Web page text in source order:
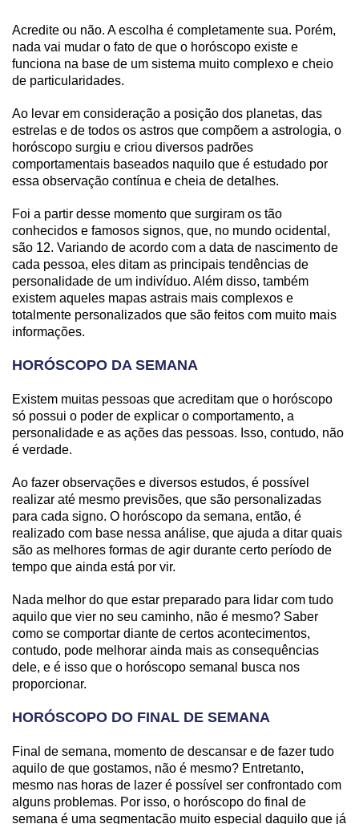
Acredite ou não. A escolha é completamente sua. Porém,
nada vai mudar o fato de que o horóscopo existe e
funciona na base de um sistema muito complexo e cheio
de particularidades.
Ao levar em consideração a posição dos planetas, das
estrelas e de todos os astros que compõem a astrologia, o
horóscopo surgiu e criou diversos padrões
comportamentais baseados naquilo que é estudado por
essa observação contínua e cheia de detalhes.
Foi a partir desse momento que surgiram os tão
conhecidos e famosos signos, que, no mundo ocidental,
são 12. Variando de acordo com a data de nascimento de
cada pessoa, eles ditam as principais tendências de
personalidade de um indivíduo. Além disso, também
existem aqueles mapas astrais mais complexos e
totalmente personalizados que são feitos com muito mais
informações.
HORÓSCOPO DA SEMANA
Existem muitas pessoas que acreditam que o horóscopo
só possui o poder de explicar o comportamento, a
personalidade e as ações das pessoas. Isso, contudo, não
é verdade.
Ao fazer observações e diversos estudos, é possível
realizar até mesmo previsões, que são personalizadas
para cada signo. O horóscopo da semana, então, é
realizado com base nessa análise, que ajuda a ditar quais
são as melhores formas de agir durante certo período de
tempo que ainda está por vir.
Nada melhor do que estar preparado para lidar com tudo
aquilo que vier no seu caminho, não é mesmo? Saber
como se comportar diante de certos acontecimentos,
contudo, pode melhorar ainda mais as consequências
dele, e é isso que o horóscopo semanal busca nos
proporcionar.
HORÓSCOPO DO FINAL DE SEMANA
Final de semana, momento de descansar e de fazer tudo
aquilo de que gostamos, não é mesmo? Entretanto,
mesmo nas horas de lazer é possível ser confrontado com
alguns problemas. Por isso, o horóscopo do final de
semana é uma segmentação muito especial daquilo que já